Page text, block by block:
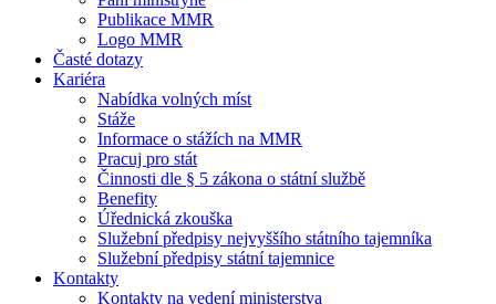
Publikace MMR
Logo MMR
Časté dotazy
Kariéra
Nabídka volných míst
Stáže
Informace o stážích na MMR
Pracuj pro stát
Činnosti dle § 5 zákona o státní službě
Benefity
Úřednická zkouška
Služební předpisy nejvyššího státního tajemníka
Služební předpisy státní tajemnice
Kontakty
Kontakty na vedení ministerstva